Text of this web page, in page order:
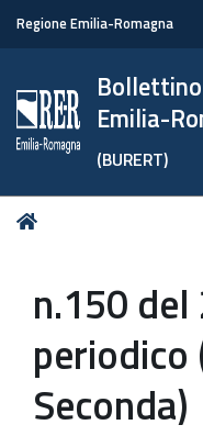
Regione Emilia-Romagna
Emilia-
(BURERT)
Tu
n.150
periodico
Seconda)